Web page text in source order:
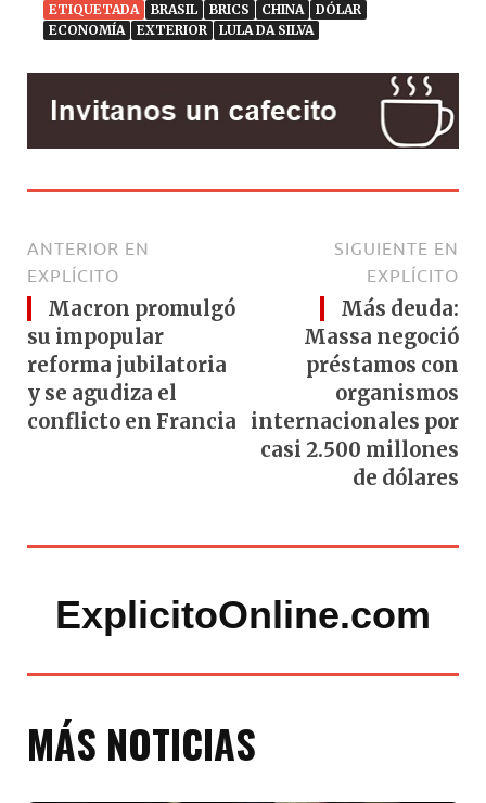
ETIQUETADA BRASIL BRICS CHINA
DÓLAR
ECONOMÍA
EXTERIOR LULA DA SILVA
ANTERIOR EN
EXPLÍCITO
Macron promulgó
su impopular
reforma jubilatoria
y se agudiza el
conflicto en Francia
SIGUIENTE EN
EXPLÍCITO
Más deuda:
Massa negoció
préstamos con
organismos
internacionales por
casi 2.500 millones
de dólares
ExplicitoOnline.com
MÁS NOTICIAS